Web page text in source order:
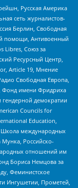
Русская Америка
сеть журналистов-
Берлин, Свободная
помощи, Антивоенный
Libres, Союз за
Ресурсный Центр,
Article 19, Мнение
Свободная Европа,
Фонд имени Фридриха
демократии
Councils for
Education,
Школа международных
Российско-
отношений им
Бориса Немцова за
Феминистское
Ингушетии, Прометей,